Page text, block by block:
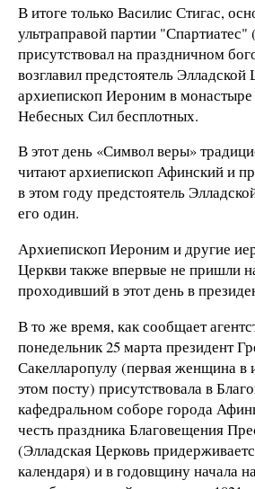
В итоге только Василис Стигас,
ультраправой партии
присутствовал на праздничном
возглавил предстоятель Элладской
архиепископ Иероним в монастыре
Небесных Сил бесплотных.
В этот день «Символ веры»
читают архиепископ Афинский и
в этом году предстоятель
его один.
Архиепископ Иероним и другие
Церкви также впервые не пришли
проходивший в этот день в
В то же время, как сообщает
понедельник 25 марта президент
Сакелларопулу (первая женщина в
этом посту) присутствовала в
кафедральном соборе города
честь праздника Благовещения
(Элладская Церковь
календаря) и в годовщину начала